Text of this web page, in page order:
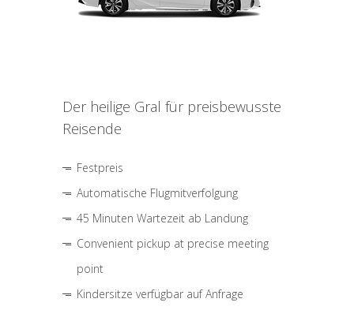
Der heilige Gral für preisbewusste
Reisende
Festpreis
Automatische Flugmitverfolgung
45 Minuten Wartezeit ab Landung
Convenient pickup at precise meeting
point
Kindersitze verfügbar auf Anfrage